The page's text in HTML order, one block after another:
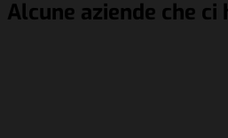
Alcune aziende che ci